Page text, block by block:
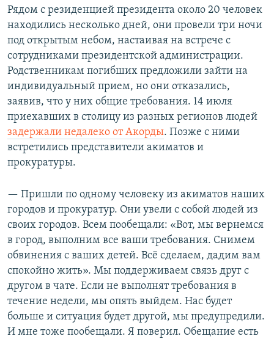
Рядом с резиденцией президента около 20 человек
находились несколько дней, они провели три ночи
под открытым небом, настаивая на встрече с
сотрудниками президентской администрации.
Родственникам погибших предложили зайти на
индивидуальный прием, но они отказались,
заявив, что у них общие требования. 14 июля
приехавших в столицу из разных регионов людей
задержали недалеко от Акорды. Позже с ними
встретились представители акиматов и
прокуратуры.
— Пришли по одному человеку из акиматов наших
городов и прокуратур. Они увели с собой людей из
своих городов. Всем пообещали: «Вот, мы вернемся
в город, выполним все ваши требования. Снимем
обвинения с ваших детей. Всё сделаем, дадим вам
спокойно жить». Мы поддерживаем связь друг с
другом в чате. Если не выполнят требования в
течение недели, мы опять выйдем. Нас будет
больше и ситуация будет другой, мы предупредили.
И мне тоже пообещали. Я поверил. Обещание есть